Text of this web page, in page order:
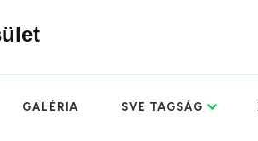
GALÉRIA SVE TAGSÁG